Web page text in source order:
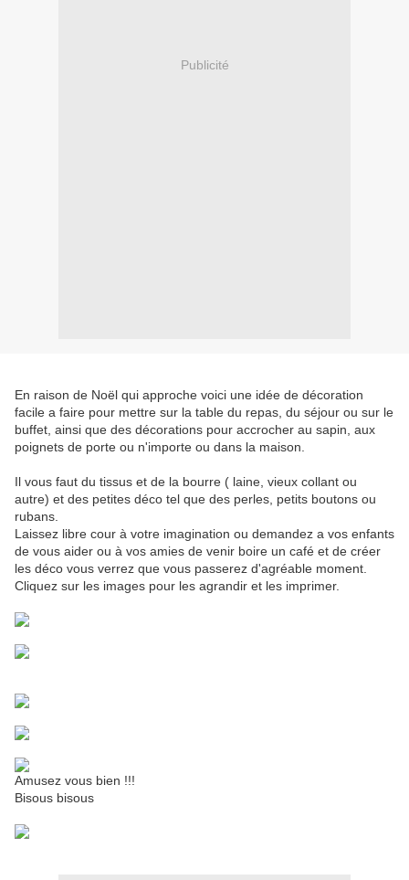
Publicité
En raison de Noël qui approche voici une idée de décoration
facile a faire pour mettre sur la table du repas, du séjour ou sur le
buffet, ainsi que des décorations pour accrocher au sapin, aux
poignets de porte ou n'importe ou dans la maison.
Il vous faut du tissus et de la bourre ( laine, vieux collant ou
autre) et des petites déco tel que des perles, petits boutons ou
rubans.
Laissez libre cour à votre imagination ou demandez a vos enfants
de vous aider ou à vos amies de venir boire un café et de créer
les déco vous verrez que vous passerez d'agréable moment.
Cliquez sur les images pour les agrandir et les imprimer.
Amusez vous bien !!!
Bisous bisous